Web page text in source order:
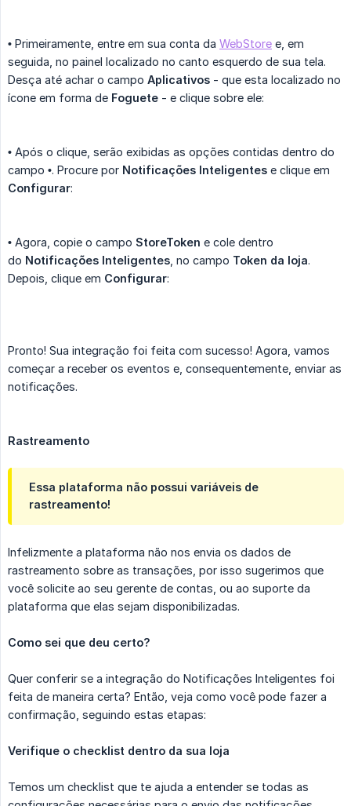
• Primeiramente, entre em sua conta da WebStore e, em
seguida, no painel localizado no canto esquerdo de sua tela.
Desça até achar o campo Aplicativos - que esta localizado no
ícone em forma de Foguete - e clique sobre ele:
• Após o clique, serão exibidas as opções contidas dentro do
campo •. Procure por Notificações Inteligentes e clique em
Configurar:
• Agora, copie o campo StoreToken e cole dentro
do Notificações Inteligentes , no campo Token da loja.
Depois, clique em Configurar:
Pronto! Sua integração foi feita com sucesso! Agora, vamos
começar a receber os eventos e, consequentemente, enviar as
notificações.
Rastreamento
Essa plataforma não possui variáveis de
rastreamento!
Infelizmente a plataforma não nos envia os dados de
rastreamento sobre as transações, por isso sugerimos que
você solicite ao seu gerente de contas, ou ao suporte da
plataforma que elas sejam disponibilizadas.
Como sei que deu certo?
Quer conferir se a integração do Notificações Inteligentes foi
feita de maneira certa? Então, veja como você pode fazer a
confirmação, seguindo estas etapas:
Verifique o checklist dentro da sua loja
Temos um checklist que te ajuda a entender se todas as